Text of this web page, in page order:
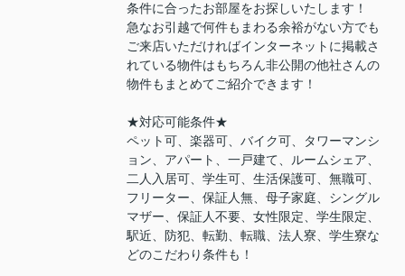
条件に合ったお部屋をお探しいたします！
急なお引越で何件もまわる余裕がない方でも
ご来店いただければインターネットに掲載さ
れている物件はもちろん非公開の他社さんの
物件もまとめてご紹介できます！
★対応可能条件★
ペット可、楽器可、バイク可、タワーマンシ
ョン、アパート、一戸建て、ルームシェア、
二人入居可、学生可、生活保護可、無職可、
フリーター、保証人無、母子家庭、シングル
マザー、保証人不要、女性限定、学生限定、
駅近、防犯、転勤、転職、法人寮、学生寮な
どのこだわり条件も！